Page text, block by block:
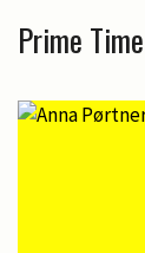
Prime